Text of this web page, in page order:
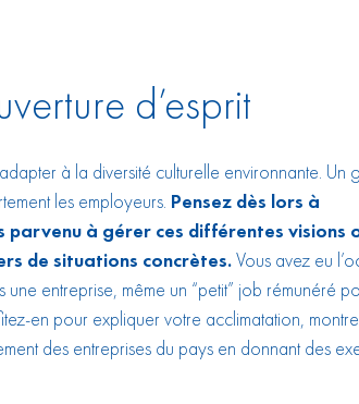
d’esprit
à la diversité culturelle environnante. Un
les employeurs. Pensez dès lors à
parvenu à gérer ces différentes visions
de situations concrètes.Vous avez eu
entreprise, même un “petit” job rémunéré
en pour expliquer votre acclimatation,
des entreprises du pays en donnant des